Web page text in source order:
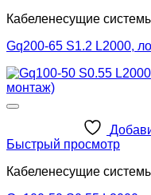
Кабеленесущие
Gq200-65 S1.2 L2000,
Быстрый просмотр
Кабеленесущие